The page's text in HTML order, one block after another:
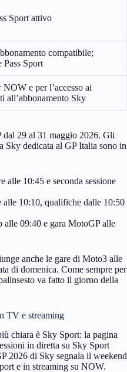
Sport attivo
compatibile;
Sport
NOW e per l’accesso ai
all’abbonamento Sky
29 al 31 maggio 2026. Gli
dedicata al GP Italia sono in
alle 10:45 e seconda sessione
alle 10:10, qualifiche dalle 10:50
alle 09:40 e gara MotoGP alle
anche le gare di Moto3 alle
di domenica. Come sempre per
va fatto il giorno della
TV e streaming
chiara è Sky Sport: la pagina
in diretta su Sky Sport
2026 di Sky segnala il weekend
e in streaming su NOW.